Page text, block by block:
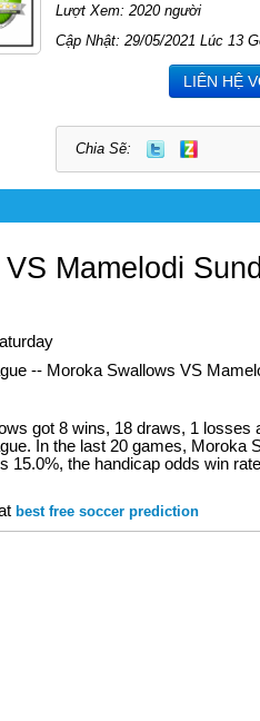
Lượt Xem: 2020 người
Cập Nhật: 29/05/2021 Lúc 13
LIÊN HỆ
Chia Sẽ:
Mamelodi
-- Moroka Swallows VS
got 8 wins, 18 draws, 1 losses
In the last 20 games, Moroka
15.0%, the handicap odds win
best free soccer prediction